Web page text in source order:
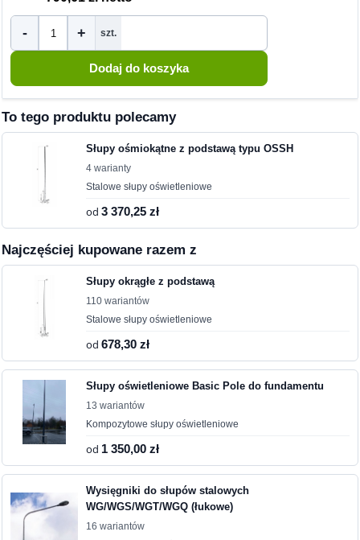
- + szt.
To tego produktu polecamy
Słupy ośmiokątne z podstawą typu OSSH
4 warianty
Stalowe słupy oświetleniowe
od3 370,25 zł
Najczęściej kupowane razem z
Słupy okrągłe z podstawą
110 wariantów
Stalowe słupy oświetleniowe
od678,30 zł
Słupy oświetleniowe Basic Pole do fundamentu
13 wariantów
Kompozytowe słupy oświetleniowe
od 1 350,00 zł
Wysięgniki do słupów stalowych
WG/WGS/WGT/WGQ (łukowe)
16 wariantów